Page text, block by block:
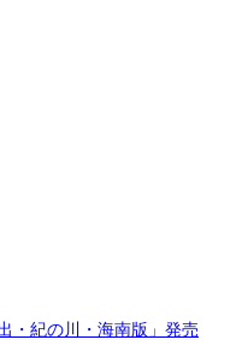
・紀の川・海南版」発売